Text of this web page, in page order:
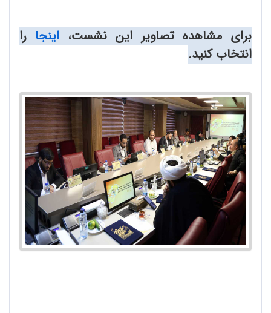
برای مشاهده تصاویر این نشست، اینجا را
انتخاب کنید.